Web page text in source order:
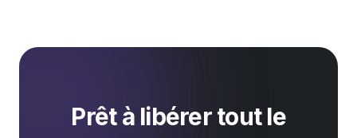
Prêt à libérer tout le